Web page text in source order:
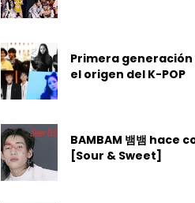
Primera generación
el origen del K-POP
BAMBAM 뱀뱀 hace
[Sour & Sweet]